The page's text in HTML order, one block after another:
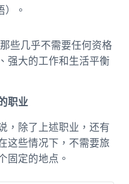
。
些几乎不需要任何资格
强大的工作和生活平衡
职业
，除了上述职业，还有
这些情况下，不需要旅
固定的地点。